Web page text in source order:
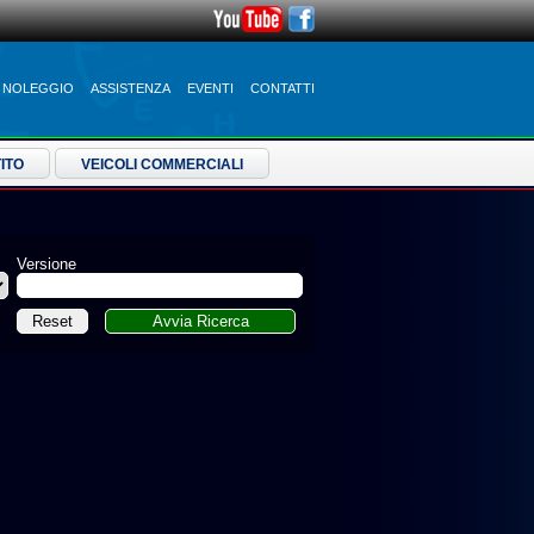
NOLEGGIO ASSISTENZA EVENTI CONTATTI
VEICOLI COMMERCIALI
Versione